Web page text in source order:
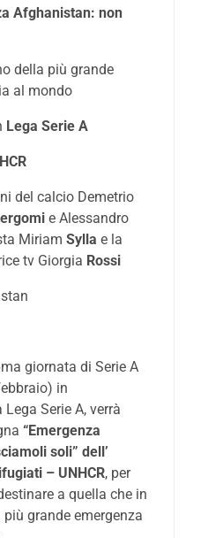
Afghanistan: non
della più grande
al mondo
Lega Serie A
del calcio Demetrio
e Alessandro
Miriam Sylla e la
tv Giorgia Rossi
giornata di Serie A
in
Serie A, verrà
“Emergenza
soli” dell’
– UNHCR, per
a quella che in
grande emergenza